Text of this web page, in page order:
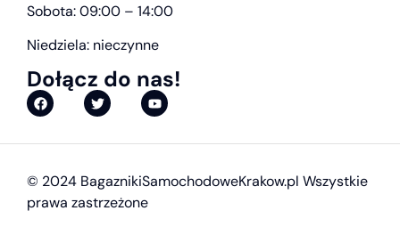
Sobota: 09:00 – 14:00
Niedziela: nieczynne
Dołącz do nas!
© 2024 BagaznikiSamochodoweKrakow.pl Wszystkie
prawa zastrzeżone